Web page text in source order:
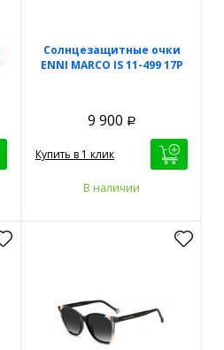
Солнцезащитные очки
ENNI MARCO IS 11-499 17P
9 900 Р
Купить в 1 клик
В наличии